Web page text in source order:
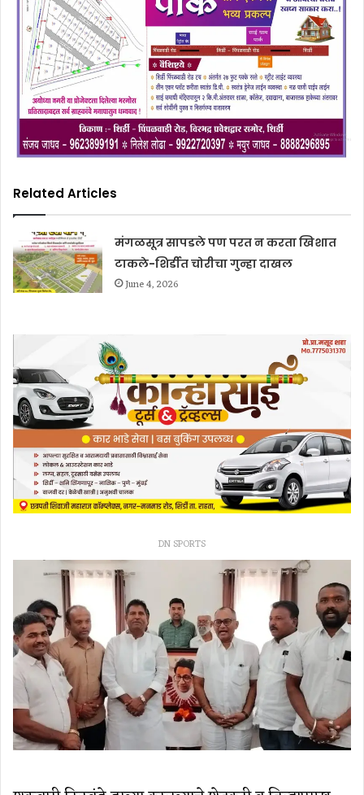
Related Articles
मंगळसूत्र सापडले पण परत न करता खिशात
टाकले-शिर्डीत चोरीचा गुन्हा दाखल
June 4, 2026
DN SPORTS